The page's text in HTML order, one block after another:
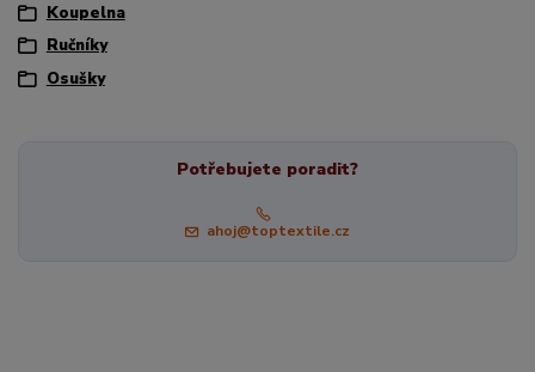
Koupelna
Ručníky
Osušky
Potřebujete poradit?
ahoj@toptextile.cz